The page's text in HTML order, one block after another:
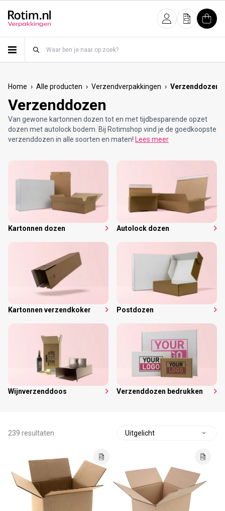
InloggenOfferte
Home › Alle producten › Verzendverpakkingen › Verzenddozen
Verzenddozen
Van gewone kartonnen dozen tot en met tijdbesparende opzet
dozen met autolock bodem. Bij Rotimshop vind je de goedkoopste
verzenddozen in alle soorten en maten! Lees meer
Kartonnen dozen Autolock dozen
Kartonnen verzendkoker Postdozen
Wijnverzenddoos Verzenddozen bedrukken
239 resultaten